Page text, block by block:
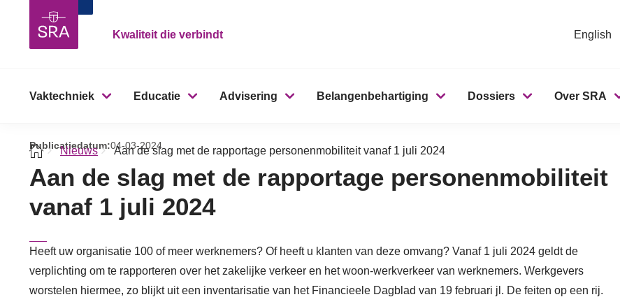
Kwaliteit die verbindt English
Vaktechniek Educatie Advisering Belangenbehartiging Dossiers Over SRA
Nieuws Aan de slag met de rapportage personenmobiliteit vanaf 1 juli 2024
Publicatiedatum:04-03-2024
Aan de slag met de rapportage personenmobiliteit
vanaf 1 juli 2024
Heeft uw organisatie 100 of meer werknemers? Of heeft u klanten van deze omvang? Vanaf 1 juli 2024 geldt de
verplichting om te rapporteren over het zakelijke verkeer en het woon-werkverkeer van werknemers. Werkgevers
worstelen hiermee, zo blijkt uit een inventarisatie van het Financieele Dagblad van 19 februari jl. De feiten op een rij.